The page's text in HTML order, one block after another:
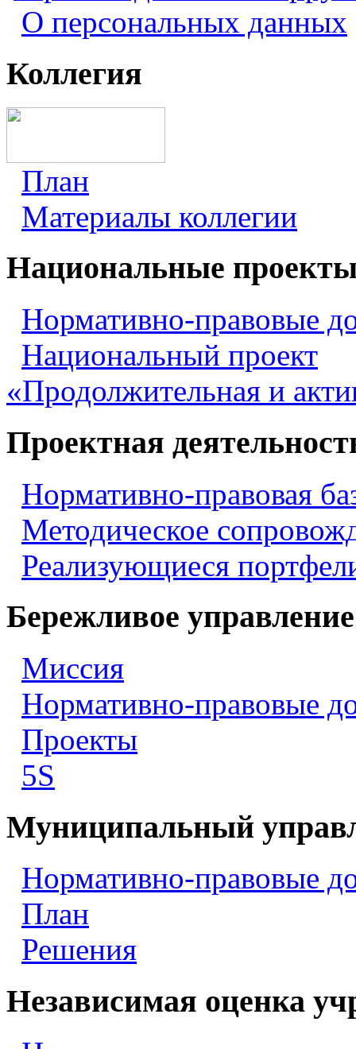
О персональных данных
Коллегия
План
Материалы коллегии
Национальные
Нормативно-правовые
Национальный проект
«Продолжительная и
Проектная
Нормативно-правовая
Методическое
Реализующиеся
Бережливое управление
Миссия
Нормативно-правовые
Проекты
5S
Муниципальный
Нормативно-правовые
План
Решения
Независимая оценка